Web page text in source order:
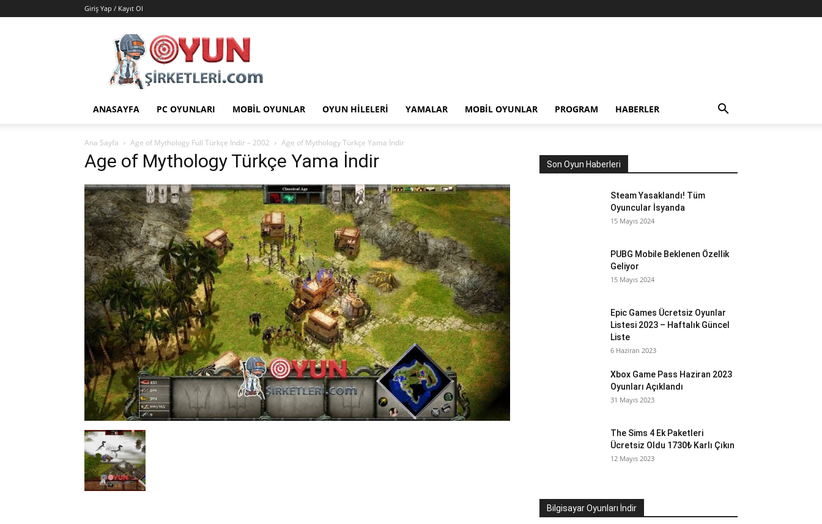
Giriş Yap / Kayıt Ol
Oyun
Şirketleri
|
Oyunlar
Hileler
ANASAYFA PC OYUNLARI MOBIL OYUNLAR OYUN HILELERI YAMALAR MOBIL OYUNLAR PROGRAM HABERLER
Ana Sayfa Age of Mythology Full Türkçe İndir – 2002 Age of Mythology Türkçe Yama İndir
Age of Mythology Türkçe Yama İndir Son Oyun Haberleri
Steam Yasaklandı! Tüm
Oyuncular İsyanda
15 Mayıs 2024
PUBG Mobile Beklenen Özellik
Geliyor
15 Mayıs 2024
Epic Games Ücretsiz Oyunlar
Listesi 2023 – Haftalık Güncel
Liste
6 Haziran 2023
Xbox Game Pass Haziran 2023
Oyunları Açıklandı
31 Mayıs 2023
The Sims 4 Ek Paketleri
Ücretsiz Oldu 1730₺ Karlı Çıkın
12 Mayıs 2023
Bilgisayar Oyunları İndir